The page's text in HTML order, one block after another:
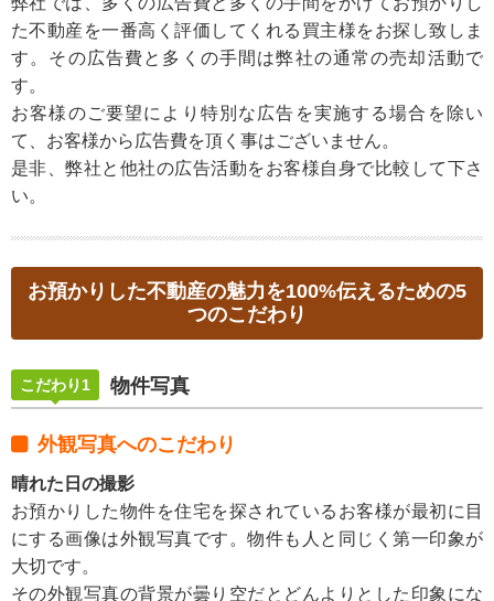
た不動産を一番高く評価してくれる買主様をお探し致しま
す。その広告費と多くの手間は弊社の通常の売却活動で
す。
お客様のご要望により特別な広告を実施する場合を除い
て、お客様から広告費を頂く事はございません。
是非、弊社と他社の広告活動をお客様自身で比較して下さ
い。
お預かりした不動産の魅力を100%伝えるための5
つのこだわり
こだわり1 物件写真
外観写真へのこだわり
晴れた日の撮影
お預かりした物件を住宅を探されているお客様が最初に目
にする画像は外観写真です。物件も人と同じく第一印象が
大切です。
その外観写真の背景が曇り空だとどんよりとした印象にな